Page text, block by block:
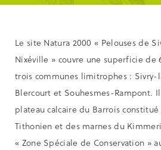
Le site Natura 2000 « Pelouses de
Nixéville » couvre une superficie de
trois communes limitrophes : Sivry-
Blercourt et Souhesmes-Rampont.
plateau calcaire du Barrois
Tithonien et des marnes du
« Zone Spéciale de Conservation »